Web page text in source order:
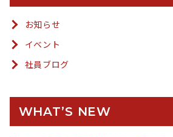
お知らせ
イベント
社員ブログ
WHAT’S NEW